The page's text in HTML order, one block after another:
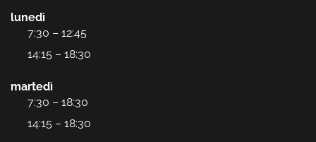
lunedì
7:30 – 12:45
14:15 – 18:30
martedì
7:30 – 18:30
14:15 – 18:30